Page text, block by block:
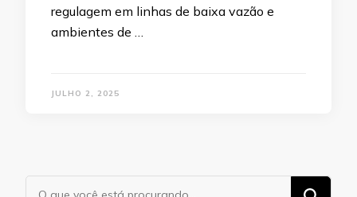
regulagem em linhas de baixa vazão e
ambientes de …
JULHO 2, 2025
Procurando